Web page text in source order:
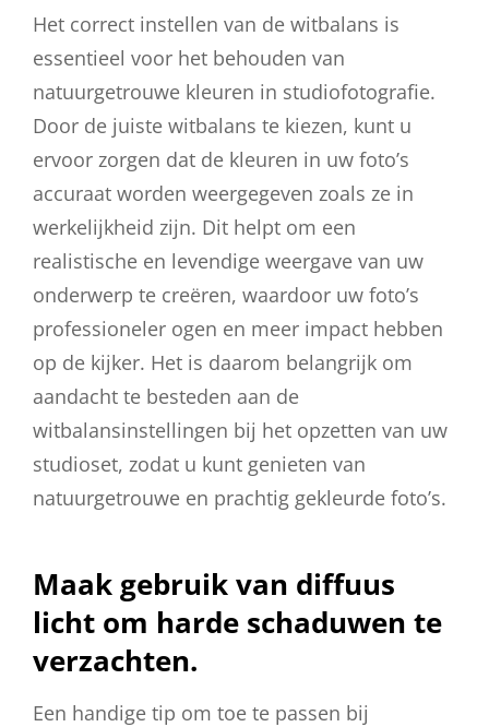
Het correct instellen van de witbalans is
essentieel voor het behouden van
natuurgetrouwe kleuren in studiofotografie.
Door de juiste witbalans te kiezen, kunt u
ervoor zorgen dat de kleuren in uw foto’s
accuraat worden weergegeven zoals ze in
werkelijkheid zijn. Dit helpt om een
realistische en levendige weergave van uw
onderwerp te creëren, waardoor uw foto’s
professioneler ogen en meer impact hebben
op de kijker. Het is daarom belangrijk om
aandacht te besteden aan de
witbalansinstellingen bij het opzetten van uw
studioset, zodat u kunt genieten van
natuurgetrouwe en prachtig gekleurde foto’s.
Maak gebruik van diffuus
licht om harde schaduwen te
verzachten.
Een handige tip om toe te passen bij